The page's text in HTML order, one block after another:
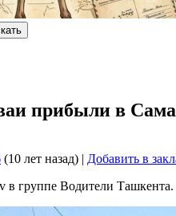
прибыли в
(10 лет назад) | Добавить в
в группе Водители Ташкента.